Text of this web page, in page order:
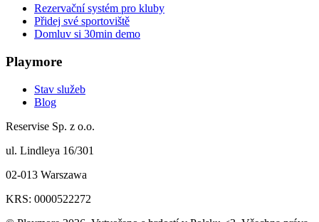
Rezervační systém pro kluby
Přidej své sportoviště
Domluv si 30min demo
Playmore
Stav služeb
Blog
Reservise Sp. z o.o.
ul. Lindleya 16/301
02-013 Warszawa
KRS: 0000522272